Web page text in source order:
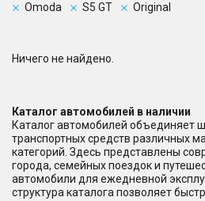
Omoda S5 GT Original
Ничего не найдено.
Каталог автомобилей в наличии
Каталог автомобилей объединяет
транспортных средств различных
категорий. Здесь представлены
города, семейных поездок и
автомобили для ежедневной
структура каталога позволяет